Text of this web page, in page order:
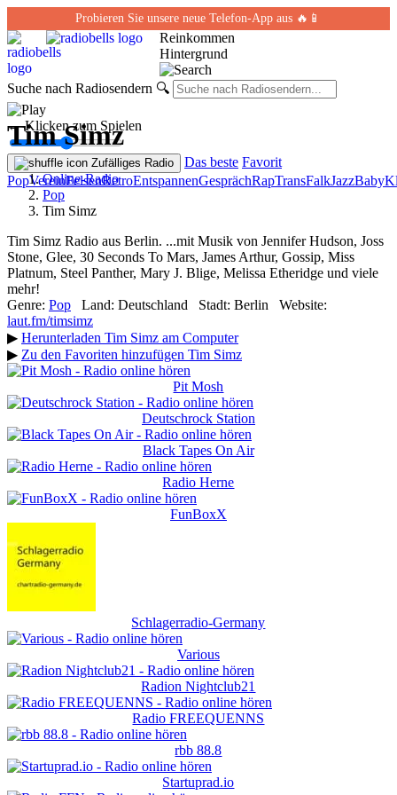
Probieren Sie unsere neue Telefon-App aus 🔥📱
Reinkommen
Hintergrund
Suche nach Radiosendern 🔍
← Klicken zum Spielen
Zufälliges Radio Das beste Favorit
PopVereinFelsenRetroEntspannenGesprächRapTransFalkJazzBaby
Tim Simz
Online-Radio
Pop
Tim Simz
Tim Simz Radio aus Berlin. ...mit Musik von Jennifer Hudson, Joss
Stone, Glee, 30 Seconds To Mars, James Arthur, Gossip, Miss
Platnum, Steel Panther, Mary J. Blige, Melissa Etheridge und viele
mehr!
Genre: Pop Land: Deutschland Stadt: Berlin Website:
laut.fm/timsimz
▶ Herunterladen Tim Simz am Computer
▶ Zu den Favoriten hinzufügen Tim Simz
Pit Mosh
Deutschrock Station
Black Tapes On Air
Radio Herne
FunBoxX
Schlagerradio-Germany
Various
Radion Nightclub21
Radio FREEQUENNS
rbb 88.8
Startuprad.io